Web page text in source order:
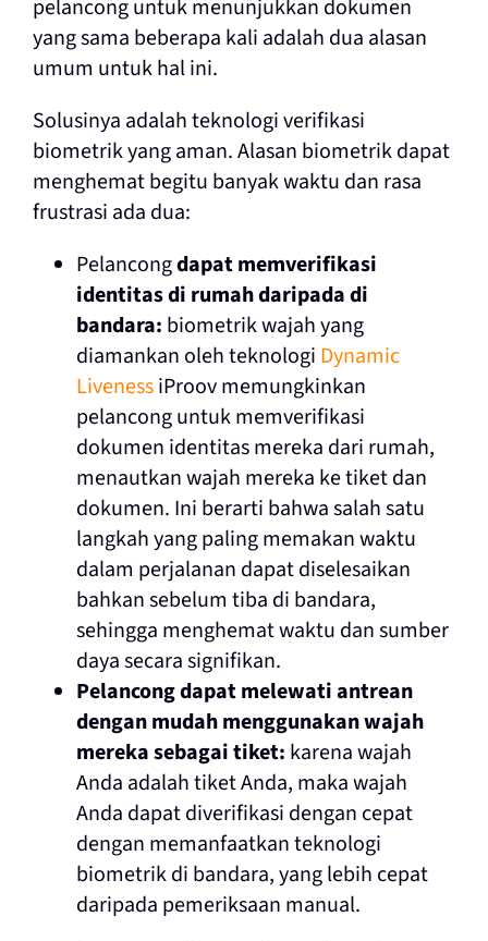
pelancong untuk menunjukkan dokumen
yang sama beberapa kali adalah dua alasan
umum untuk hal ini.
Solusinya adalah teknologi verifikasi
biometrik yang aman. Alasan biometrik dapat
menghemat begitu banyak waktu dan rasa
frustrasi ada dua:
Pelancongdapat memverifikasi
identitas di rumah daripada di
bandara: biometrik wajah yang
diamankan oleh teknologi Dynamic
LivenessiProov memungkinkan
pelancong untuk memverifikasi
dokumen identitas mereka dari rumah,
menautkan wajah mereka ke tiket dan
dokumen. Ini berarti bahwa salah satu
langkah yang paling memakan waktu
dalam perjalanan dapat diselesaikan
bahkan sebelum tiba di bandara,
sehingga menghemat waktu dan sumber
daya secara signifikan.
Pelancong dapat melewati antrean
dengan mudah menggunakan wajah
mereka sebagai tiket: karena wajah
Anda adalah tiket Anda, maka wajah
Anda dapat diverifikasi dengan cepat
dengan memanfaatkan teknologi
biometrik di bandara, yang lebih cepat
daripada pemeriksaan manual.